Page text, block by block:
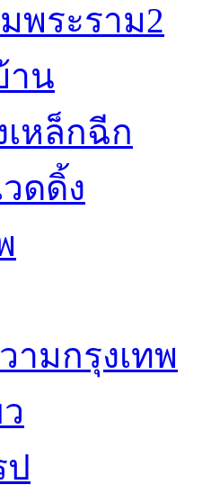
พระราม2
าน
เหล็กฉีก
ดดิ้ง
ามกรุงเทพ
ป